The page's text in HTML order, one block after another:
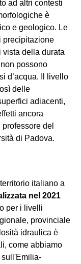
ad altri contesti
è
e geologico. Le
precipitazione
vista della durata
possono
d’acqua. Il livello
delle
adiacenti,
ancora
del
di Padova.
italiano a
nel 2021
per i livelli
provinciale
idraulica è
come abbiamo
sull'Emilia-